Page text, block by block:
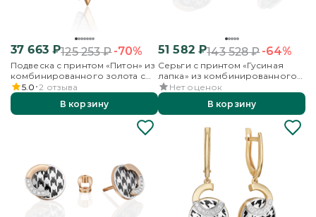
37 663₽125 253₽-70%
Подвеска с принтом «Питон» из
комбинированного золота с
фианитами
5.0 2 отзыва
В корзину
51 582₽143 528₽-64%
Серьги с принтом «Гусиная
лапка» из комбинированного
золота с фианитами и эмалью
Нет оценок
В корзину